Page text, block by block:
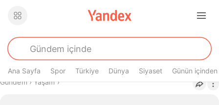
Ana Sayfa Spor Türkiye Dünya Siyaset Günün içinden
Buradasın
Gündem› Yaşam›